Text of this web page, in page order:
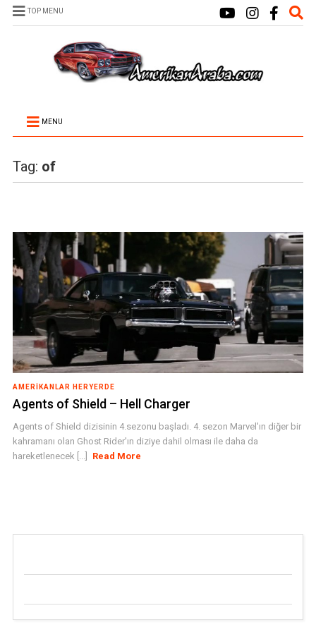
TOP MENU
MENU
Tag: of
AMERIKANLAR HERYERDE
Agents of Shield – Hell Charger
Agents of Shield dizisinin 4.sezonu başladı. 4. sezon Marvel'ın diğer bir
kahramanı olan Ghost Rider'ın diziye dahil olması ile daha da
hareketlenecek [...]
Read More